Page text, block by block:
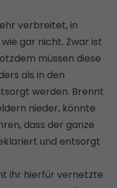
verbreitet, in
gar nicht. Zwar ist
müssen diese
als in den
werden. Brennt
nieder, könnte
dass der ganze
und entsorgt
ihr hierfür vernetzte